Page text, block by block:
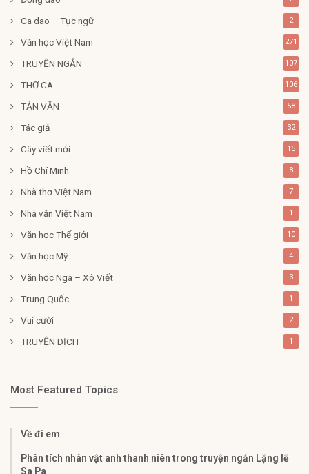
Ca dao – Tục ngữ 2
Văn học Việt Nam 271
TRUYỆN NGẮN 107
THƠ CA 106
TẢN VĂN 58
Tác giả 32
Cây viết mới 15
Hồ Chí Minh 8
Nhà thơ Việt Nam 7
Nhà văn Việt Nam 1
Văn học Thế giới 10
Văn học Mỹ 4
Văn học Nga – Xô Viết 3
Trung Quốc 1
Vui cười 2
TRUYỆN DỊCH 1
Most Featured Topics
Về đi em
Phân tích nhân vật anh thanh niên trong truyện ngắn Lặng lẽ
Sa Pa